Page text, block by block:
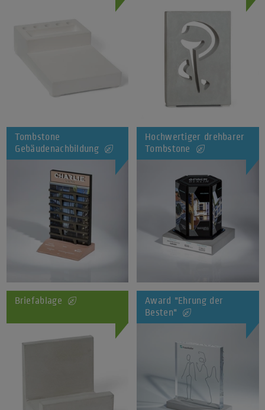
Tombstone
Gebäudenachbildung
Hochwertiger drehbarer
Tombstone
Briefablage
Award "Ehrung der
Besten"